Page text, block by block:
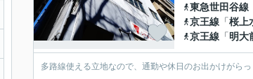
東急世田谷線
京王線 「桜上
京王線 「明大
多路線使える立地なので、通勤や休日のお出かけがら